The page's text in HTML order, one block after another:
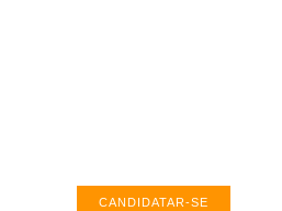
CANDIDATAR-SE